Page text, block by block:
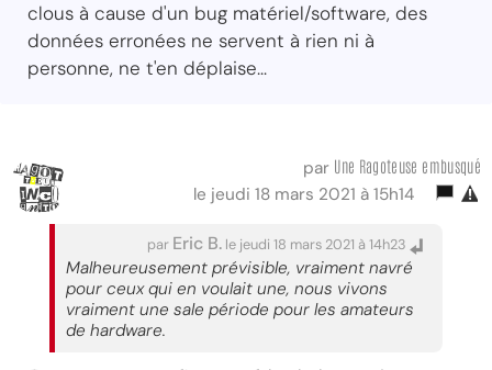
clous à cause d'un bug matériel/software, des
données erronées ne servent à rien ni à
personne, ne t'en déplaise...
par Une Ragoteuse embusqué
le jeudi 18 mars 2021 à 15h14
par Eric B. le jeudi 18 mars 2021 à 14h23
Malheureusement prévisible, vraiment navré
pour ceux qui en voulait une, nous vivons
vraiment une sale période pour les amateurs
de hardware.